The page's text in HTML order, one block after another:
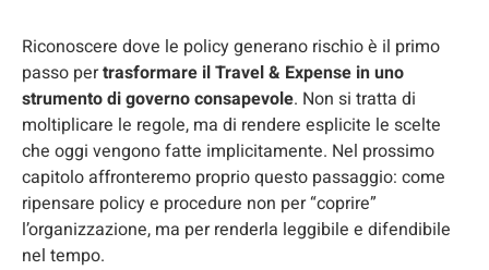
Riconoscere dove le policy generano rischio è il primo
passo pertrasformare il Travel & Expense in uno
strumento di governo consapevole. Non si tratta di
moltiplicare le regole, ma di rendere esplicite le scelte
che oggi vengono fatte implicitamente. Nel prossimo
capitolo affronteremo proprio questo passaggio: come
ripensare policy e procedure non per “coprire”
l’organizzazione, ma per renderla leggibile e difendibile
nel tempo.